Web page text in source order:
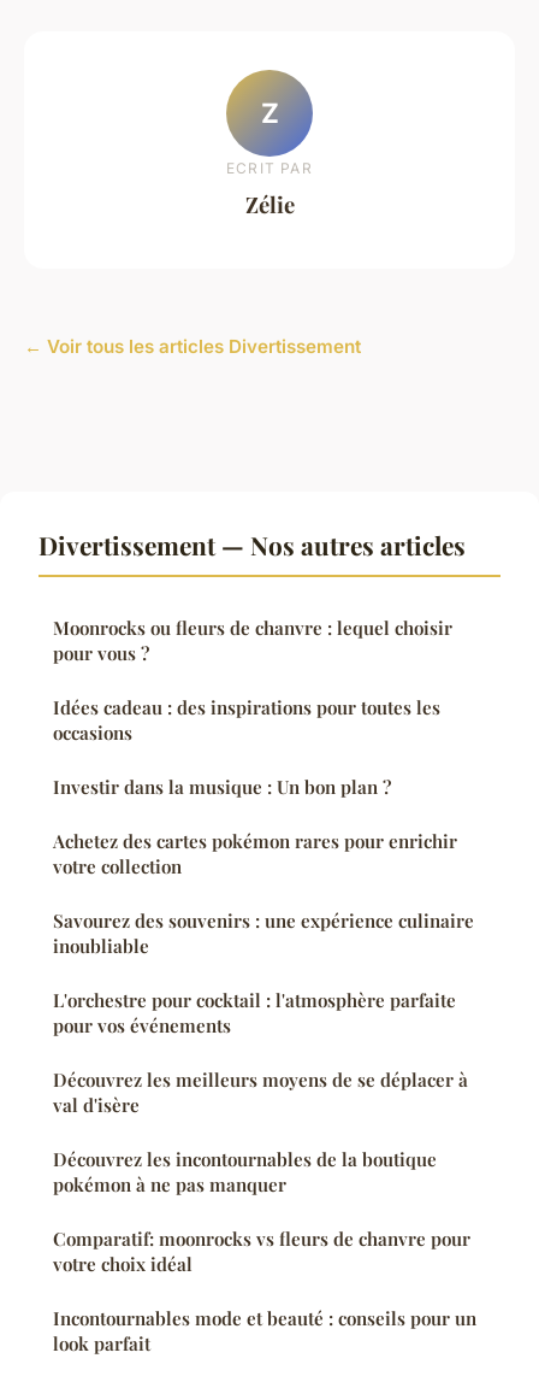
Z
ECRIT PAR
Zélie
← Voir tous les articles Divertissement
Divertissement — Nos autres articles
Moonrocks ou fleurs de chanvre : lequel choisir
pour vous ?
Idées cadeau : des inspirations pour toutes les
occasions
Investir dans la musique : Un bon plan ?
Achetez des cartes pokémon rares pour enrichir
votre collection
Savourez des souvenirs : une expérience culinaire
inoubliable
L'orchestre pour cocktail : l'atmosphère parfaite
pour vos événements
Découvrez les meilleurs moyens de se déplacer à
val d'isère
Découvrez les incontournables de la boutique
pokémon à ne pas manquer
Comparatif: moonrocks vs fleurs de chanvre pour
votre choix idéal
Incontournables mode et beauté : conseils pour un
look parfait